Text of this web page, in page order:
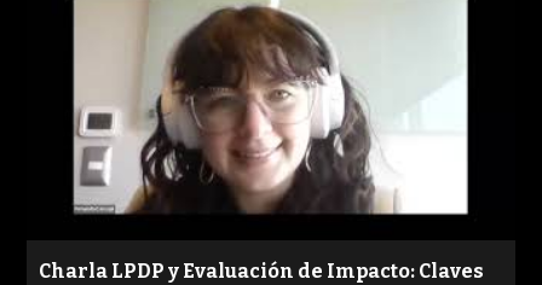
Charla LPDP y Evaluación de Impacto: Claves